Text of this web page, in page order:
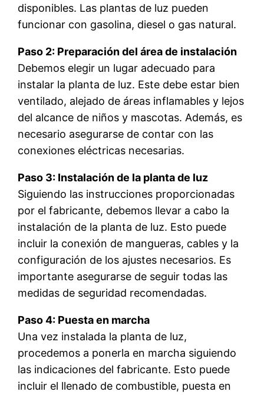
disponibles. Las plantas de luz pueden
funcionar con gasolina, diesel o gas natural.
Paso 2: Preparación del área de instalación
Debemos elegir un lugar adecuado para
instalar la planta de luz. Este debe estar bien
ventilado, alejado de áreas inflamables y lejos
del alcance de niños y mascotas. Además, es
necesario asegurarse de contar con las
conexiones eléctricas necesarias.
Paso 3: Instalación de la planta de luz
Siguiendo las instrucciones proporcionadas
por el fabricante, debemos llevar a cabo la
instalación de la planta de luz. Esto puede
incluir la conexión de mangueras, cables y la
configuración de los ajustes necesarios. Es
importante asegurarse de seguir todas las
medidas de seguridad recomendadas.
Paso 4: Puesta en marcha
Una vez instalada la planta de luz,
procedemos a ponerla en marcha siguiendo
las indicaciones del fabricante. Esto puede
incluir el llenado de combustible, puesta en